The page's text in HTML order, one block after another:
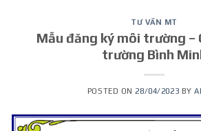
TƯ VẤN MT
Mẫu đăng ký môi trường –
trường Bình
POSTED ON 28/04/2023 BY